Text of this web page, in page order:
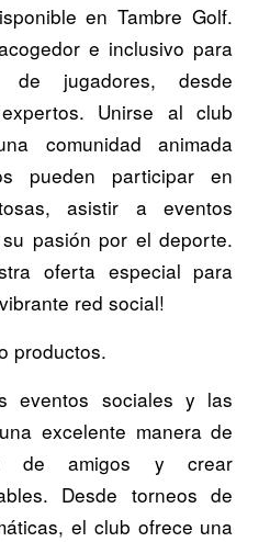
en Tambre Golf.
e inclusivo para
jugadores, desde
Unirse al club
comunidad animada
pueden participar en
asistir a eventos
pasión por el deporte.
oferta especial para
red social!
productos.
eventos sociales y las
excelente manera de
de amigos y crear
Desde torneos de
el club ofrece una